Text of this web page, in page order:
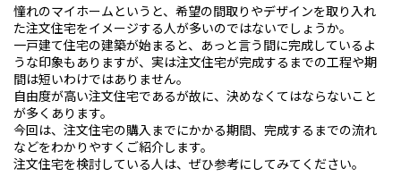
憧れのマイホームというと、希望の間取りやデザインを取り入れ
た注文住宅をイメージする人が多いのではないでしょうか。
一戸建て住宅の建築が始まると、あっと言う間に完成しているよ
うな印象もありますが、実は注文住宅が完成するまでの工程や期
間は短いわけではありません。
自由度が高い注文住宅であるが故に、決めなくてはならないこと
が多くあります。
今回は、注文住宅の購入までにかかる期間、完成するまでの流れ
などをわかりやすくご紹介します。
注文住宅を検討している人は、ぜひ参考にしてみてください。